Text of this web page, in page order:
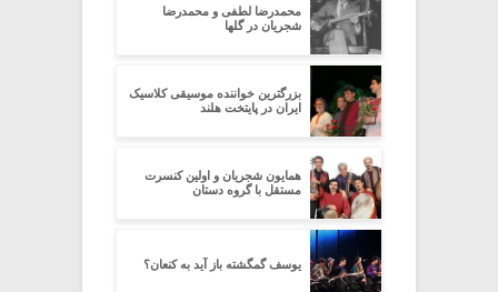
محمدرضا لطفی و محمدرضا
شجریان در گلها
بزرگترین خواننده موسیقی کلاسیک
ایران در پایتخت هلند
همایون شجریان و اولین کنسرت
مستقل با گروه دستان
یوسف گمگشته باز آید به کنعان؟